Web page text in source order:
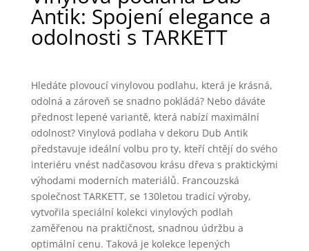
Antik: Spojení elegance a
odolnosti s TARKETT
Hledáte plovoucí vinylovou podlahu, která je krásná,
odolná a zároveň se snadno pokládá? Nebo dáváte
přednost lepené variantě, která nabízí maximální
odolnost? Vinylová podlaha v dekoru Dub Antik
představuje ideální volbu pro ty, kteří chtějí do svého
interiéru vnést nadčasovou krásu dřeva s praktickými
výhodami moderních materiálů. Francouzská
společnost TARKETT, se 130letou tradicí výroby,
vytvořila speciální kolekci vinylových podlah
zaměřenou na praktičnost, snadnou údržbu a
optimální cenu. Taková je kolekce lepených